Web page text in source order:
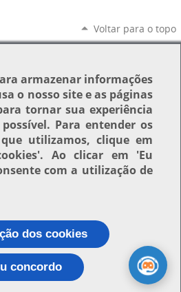
Voltar para o topo
armazenar informações
o nosso site e as páginas
tornar sua experiência
Para entender os
utilizamos, clique em
. Ao clicar em 'Eu
com a utilização de